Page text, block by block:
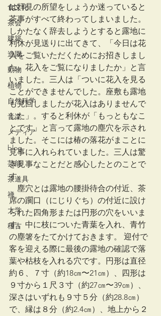
食文化
茶会
建築
造園
動物
植物
自然科学
音楽
メディア
blog
芸能
茶道具
禅
大学
稽古
は拝見の所望をしょうか迷っていると
茶事がすべて終わってしまいました。
しかたなく辞去しようとすると露地に
利休が見送りに出てきて、「今日は花
入をご覧いただくためにお招きしまし
た。花入をご覧になりましたか」と言
いました。三人は「ついに花入を見る
ことができませんでした。座敷も露地
も見回しましたが花入はありませんで
した」。すると利休が「もっともなこ
とです」と言って露地の塵穴を示され
ました。そこには椿の落花がまことに
見事に入れられていました。三人は驚
き見事なことだと感心したとのことで
す。
塵穴とは露地の腰掛待合の付近、茶
席の躙口（にじりぐち）の付近に設け
られた四角形または円形の穴をいいま
す。中に枝についた青葉を入れ、青竹
の塵箸をたてかけておきます。 迎付で
客を迎える際に最後の露地の確認で落
葉や枯枝を入れる穴です。円形は直径
約６、７寸（約18㎝〜21㎝）、四形は
９寸から１尺３寸（約27㎝〜39㎝）、
深さはいずれも９寸５分（約28.8㎝）
で、縁は８分（約2.4㎝）、地上から２